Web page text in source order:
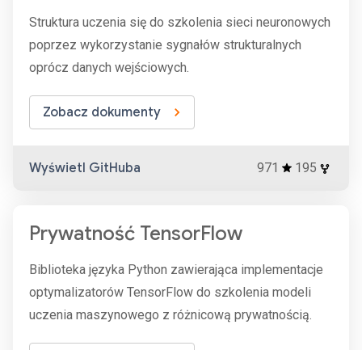
Struktura uczenia się do szkolenia sieci neuronowych
poprzez wykorzystanie sygnałów strukturalnych
oprócz danych wejściowych.
Zobacz dokumenty
Wyświetl GitHuba 971 195
Prywatność TensorFlow
Biblioteka języka Python zawierająca implementacje
optymalizatorów TensorFlow do szkolenia modeli
uczenia maszynowego z różnicową prywatnością.